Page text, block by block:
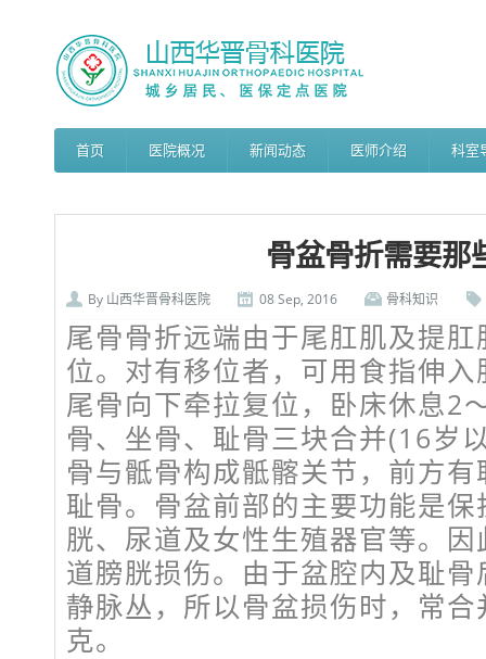
首页 医院概况 新闻动态 医师介绍 科室
骨盆骨折需要那
By 山西华晋骨科医院 08 Sep, 2016 骨科知识
尾骨骨折远端由于尾肛肌及提
位。对有移位者，可用食指伸
尾骨向下牵拉复位，卧床休息2
骨、坐骨、耻骨三块合并(16岁
骨与骶骨构成骶髂关节，前方
耻骨。骨盆前部的主要功能是
胱、尿道及女性生殖器官等。
道膀胱损伤。由于盆腔内及耻
静脉丛，所以骨盆损伤时，常
克。